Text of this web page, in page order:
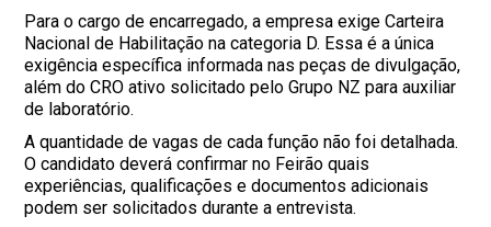
Para o cargo de encarregado, a empresa exige Carteira
Nacional de Habilitação na categoria D. Essa é a única
exigência específica informada nas peças de divulgação,
além do CRO ativo solicitado pelo Grupo NZ para auxiliar
de laboratório.
A quantidade de vagas de cada função não foi detalhada.
O candidato deverá confirmar no Feirão quais
experiências, qualificações e documentos adicionais
podem ser solicitados durante a entrevista.